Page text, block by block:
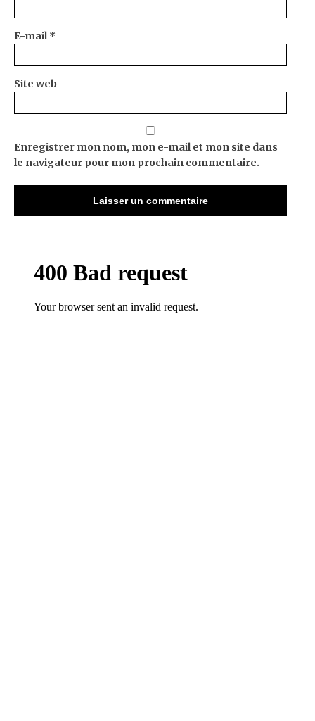
E-mail*
Site web
Enregistrer mon nom, mon e-mail et mon site dans
le navigateur pour mon prochain commentaire.